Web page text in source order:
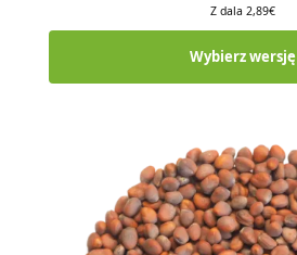
Z dala 2,89€
Wybierz wersję